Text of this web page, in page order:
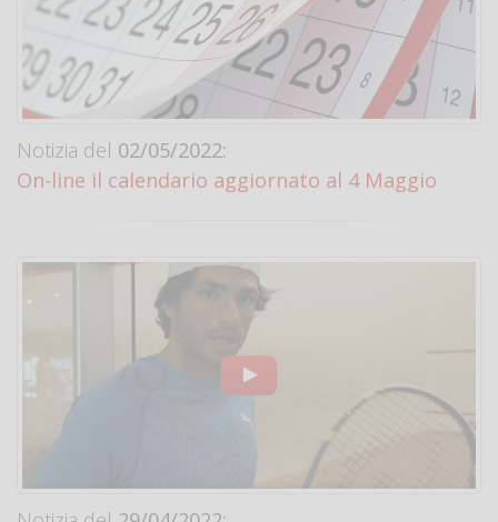
Notizia del 02/05/2022:
On-line il calendario aggiornato al 4 Maggio